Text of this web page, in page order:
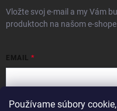
Používame súbory
Vložte svoj e-mail a my Vám
produktoch na našom e-
EMAIL